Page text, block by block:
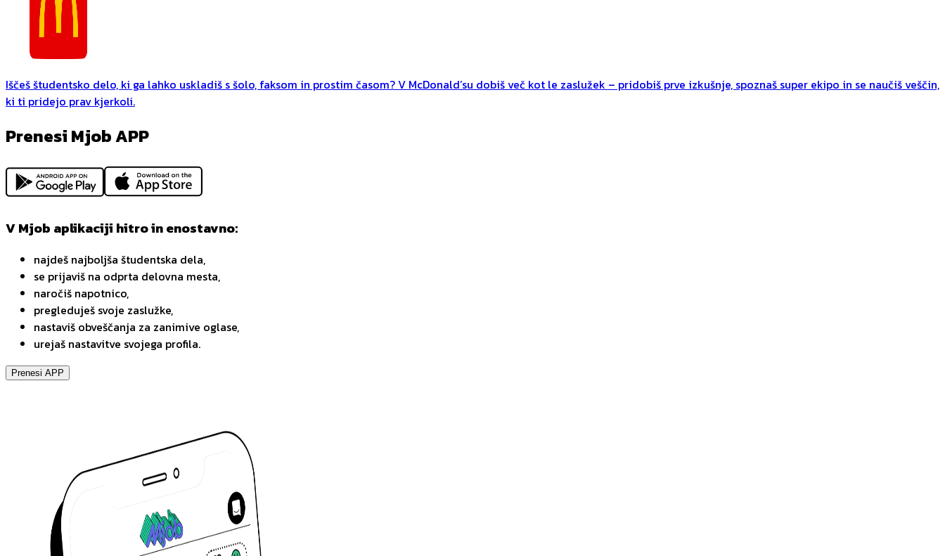
Iščeš študentsko delo, ki ga lahko uskladiš s šolo, faksom in prostim časom? V McDonald’su dobiš več kot le zaslužek – pridobiš prve izkušnje, spoznaš super ekipo in se naučiš veščin,
ki ti pridejo prav kjerkoli.
Prenesi Mjob APP
V Mjob aplikaciji hitro in enostavno:
najdeš najboljša študentska dela,
se prijaviš na odprta delovna mesta,
naročiš napotnico,
pregleduješ svoje zaslužke,
nastaviš obveščanja za zanimive oglase,
urejaš nastavitve svojega profila.
Prenesi APP